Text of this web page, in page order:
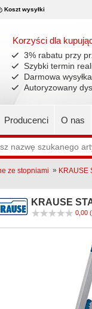
Koszt wysyłki
Korzyści dla
3% rabatu przy
Szybki termin
Darmowa
Autoryzowany
Producenci O nas
ze stopniami » KRAUSE
KRAUSE
0,00